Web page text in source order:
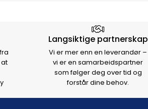
Langsiktige partnerskap
Vi er mer enn en leverandør –
vi er en samarbeidspartner
som følger deg over tid og
forstår dine behov.